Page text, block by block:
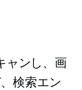
ャンし、画
検索エン